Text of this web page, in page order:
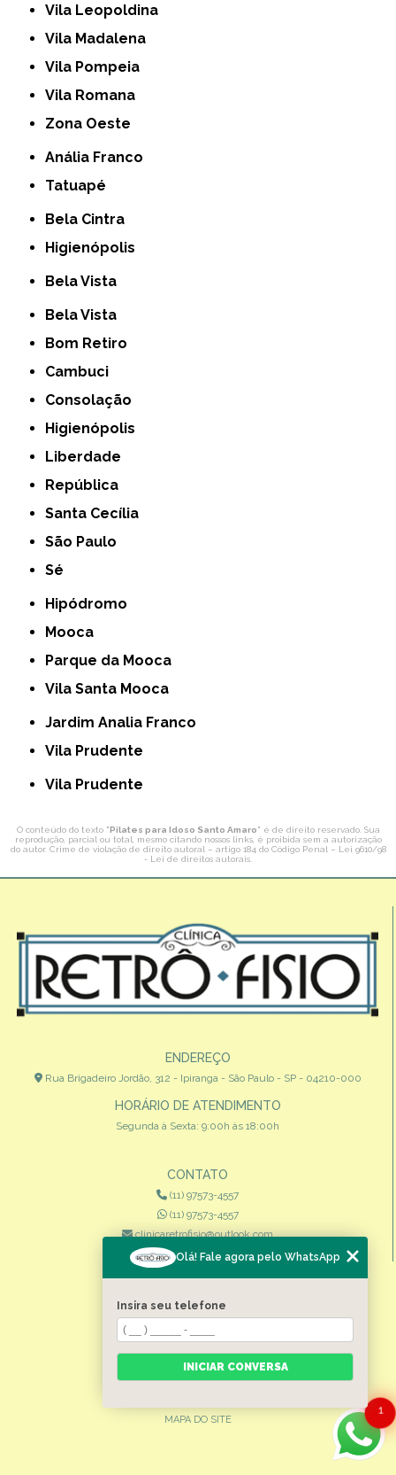
Vila Leopoldina
Vila Madalena
Vila Pompeia
Vila Romana
Zona Oeste
Anália Franco
Tatuapé
Bela Cintra
Higienópolis
Bela Vista
Bela Vista
Bom Retiro
Cambuci
Consolação
Higienópolis
Liberdade
República
Santa Cecília
São Paulo
Sé
Hipódromo
Mooca
Parque da Mooca
Vila Santa Mooca
Jardim Analia Franco
Vila Prudente
Vila Prudente
O conteúdo do texto "Pilates para Idoso Santo Amaro" é de direito reservado. Sua
reprodução, parcial ou total, mesmo citando nossos links, é proibida sem a autorização
do autor. Crime de violação de direito autoral – artigo 184 do Código Penal – Lei 9610/98
- Lei de direitos autorais
ENDEREÇO
Rua Brigadeiro Jordão, 312 - Ipiranga - São Paulo - SP - 04210-000
HORÁRIO DE ATENDIMENTO
Segunda à Sexta: 9:00h às 18:00h
CONTATO
(11) 97573-4557
(11) 97573-4557
clinicaretrofisio@outlook.com
MENU
HOME
QUEM SOMOS
ESPECIALIDADES
CONTATO
MAPA DO SITE
1
Olá! Fale agora pelo WhatsApp
Insira seu telefone
INICIAR CONVERSA